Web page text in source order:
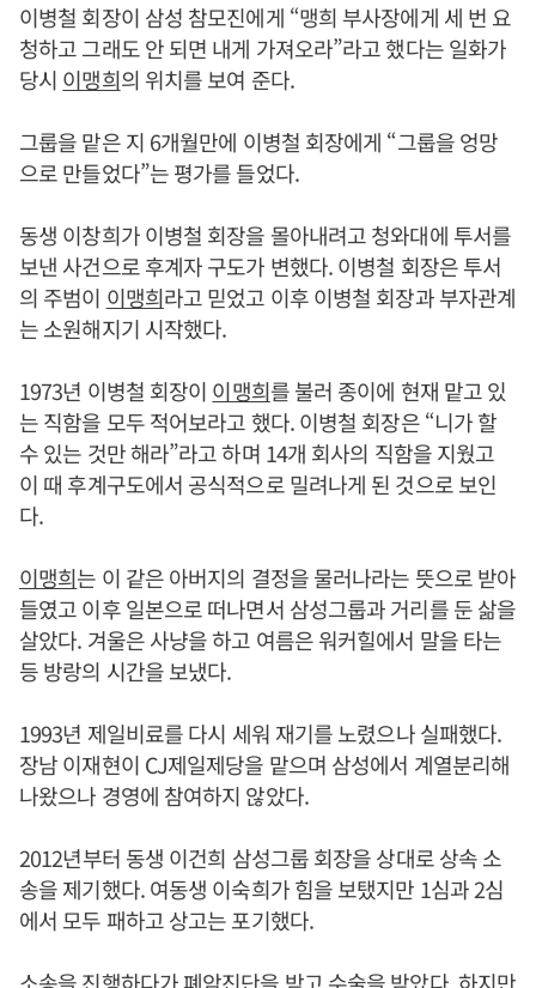
이병철 회장이 삼성 참모진에게 “맹희 부사장에게 세 번 요
청하고 그래도 안 되면 내게 가져오라”라고 했다는 일화가
당시 이맹희의 위치를 보여 준다.
그룹을 맡은 지 6개월만에 이병철 회장에게 “그룹을 엉망
으로 만들었다”는 평가를 들었다.
동생 이창희가 이병철 회장을 몰아내려고 청와대에 투서를
보낸 사건으로 후계자 구도가 변했다. 이병철 회장은 투서
의 주범이 이맹희라고 믿었고 이후 이병철 회장과 부자관계
는 소원해지기 시작했다.
1973년 이병철 회장이 이맹희를 불러 종이에 현재 맡고 있
는 직함을 모두 적어보라고 했다. 이병철 회장은 “니가 할
수 있는 것만 해라”라고 하며 14개 회사의 직함을 지웠고
이 때 후계구도에서 공식적으로 밀려나게 된 것으로 보인
다.
이맹희는 이 같은 아버지의 결정을 물러나라는 뜻으로 받아
들였고 이후 일본으로 떠나면서 삼성그룹과 거리를 둔 삶을
살았다. 겨울은 사냥을 하고 여름은 워커힐에서 말을 타는
등 방랑의 시간을 보냈다.
1993년 제일비료를 다시 세워 재기를 노렸으나 실패했다.
장남 이재현이 CJ제일제당을 맡으며 삼성에서 계열분리해
나왔으나 경영에 참여하지 않았다.
2012년부터 동생 이건희 삼성그룹 회장을 상대로 상속 소
송을 제기했다. 여동생 이숙희가 힘을 보탰지만 1심과 2심
에서 모두 패하고 상고는 포기했다.